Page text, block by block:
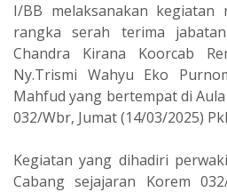
I/BB melaksanakan kegiatan
rangka serah terima
Chandra Kirana Koorcab
Ny.Trismi Wahyu Eko
Mahfud yang bertempat di
032/Wbr, Jumat (14/03/2025)
Kegiatan yang dihadiri
Cabang sejajaran Korem